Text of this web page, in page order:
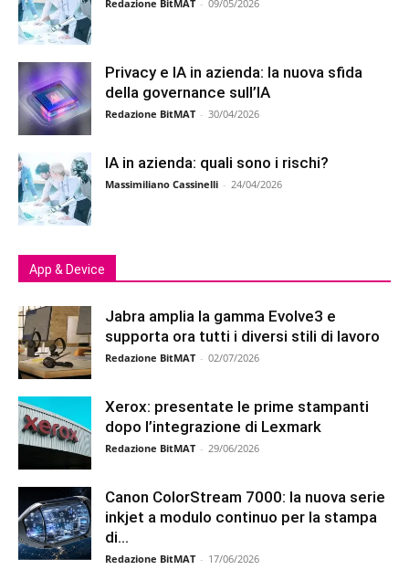
Redazione BitMAT - 09/05/2026
Privacy e IA in azienda: la nuova sfida
della governance sull’IA
Redazione BitMAT - 30/04/2026
IA in azienda: quali sono i rischi?
Massimiliano Cassinelli - 24/04/2026
App & Device
Jabra amplia la gamma Evolve3 e
supporta ora tutti i diversi stili di lavoro
Redazione BitMAT - 02/07/2026
Xerox: presentate le prime stampanti
dopo l’integrazione di Lexmark
Redazione BitMAT - 29/06/2026
Canon ColorStream 7000: la nuova serie
inkjet a modulo continuo per la stampa
di...
Redazione BitMAT - 17/06/2026